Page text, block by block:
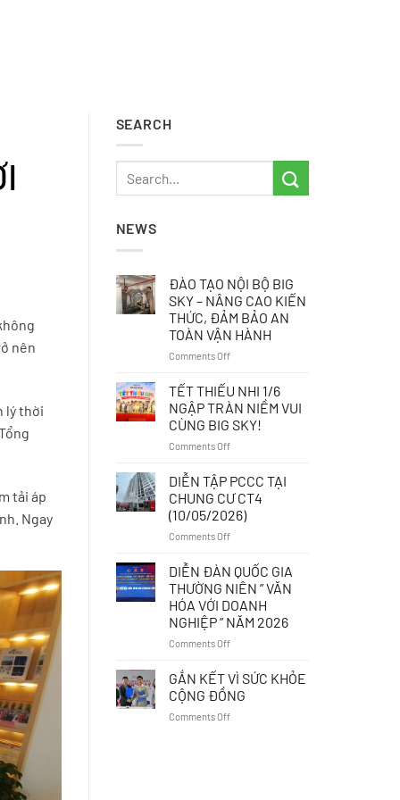
nên
lý thời
tải áp
Ngay
SEARCH
NEWS
ĐÀO TẠO NỘI BỘ BIG
SKY – NÂNG CAO KIẾN
THỨC, ĐẢM BẢO AN
TOÀN VẬN HÀNH
Comments Offon
TẠO
NỘI
BỘ
BIG
SKY
NÂNG
CAO
KIẾN
THỨC,
ĐẢM
AN
TOÀN
VẬN
HÀNH
TẾT THIẾU NHI 1/6
NGẬP TRÀN NIỀM VUI
CÙNG BIG SKY!
Comments Offon
THIẾU
NHI
1/6
NGẬP
TRÀN
VUI
CÙNG
BIG
SKY!
DIỄN TẬP PCCC TẠI
CHUNG CƯ CT4
(10/05/2026)
Comments Offon
TẬP
PCCC
TẠI
CHUNG
CƯ
CT4
DIỄN ĐÀN QUỐC GIA
THƯỜNG NIÊN ” VĂN
HÓA VỚI DOANH
NGHIỆP ” NĂM 2026
Comments Offon
ĐÀN
QUỐC
GIA
THƯỜNG
GẮN KẾT VÌ SỨC KHỎE
CỘNG ĐỒNG
Comments Offon